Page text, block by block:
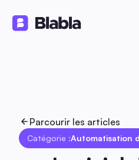
Parcourir les articles
Catégorie :Automatisation